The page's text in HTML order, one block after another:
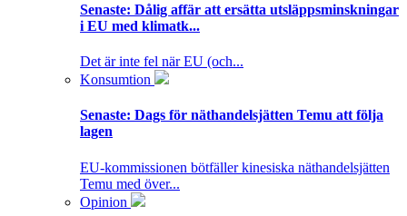
Senaste: Dålig affär att ersätta utsläppsminskningar
i EU med klimatk...
Det är inte fel när EU (och...
Konsumtion
Senaste: Dags för näthandelsjätten Temu att följa
lagen
EU-kommissionen bötfäller kinesiska näthandelsjätten
Temu med över...
Opinion